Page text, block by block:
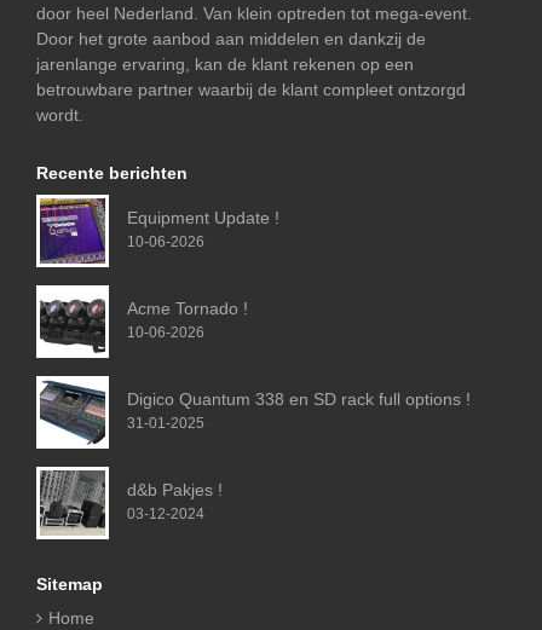
door heel Nederland. Van klein optreden tot mega-event.
Door het grote aanbod aan middelen en dankzij de
jarenlange ervaring, kan de klant rekenen op een
betrouwbare partner waarbij de klant compleet ontzorgd
wordt.
Recente berichten
Equipment Update !
10-06-2026
Acme Tornado !
10-06-2026
Digico Quantum 338 en SD rack full options !
31-01-2025
d&b Pakjes !
03-12-2024
Sitemap
Home